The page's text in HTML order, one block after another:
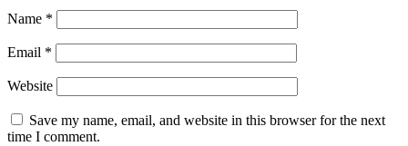
Name *
Email *
Website
Save my name, email, and website in this browser for the next
time I comment.